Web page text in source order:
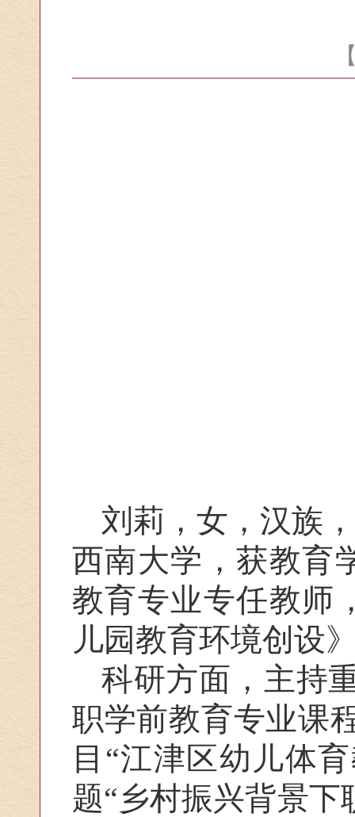
刘莉，女，汉族
西南大学，获教育
教育专业专任教师
儿园教育环境创设
科研方面，主持
职学前教育专业课
目“江津区幼儿体
题“乡村振兴背景